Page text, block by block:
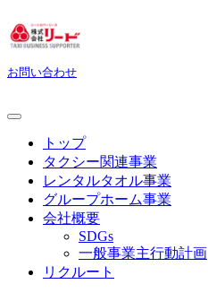
お問い合わせ
トップ
タクシー関連事業
レンタルタオル事業
グループホーム事業
会社概要
SDGs
一般事業主行動計画
リクルート